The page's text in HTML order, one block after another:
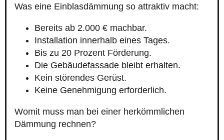
Was eine Einblasdämmung so attraktiv macht:
Bereits ab 2.000 € machbar.
Installation innerhalb eines Tages.
Bis zu 20 Prozent Förderung.
Die Gebäudefassade bleibt erhalten.
Kein störendes Gerüst.
Keine Genehmigung erforderlich.
Womit muss man bei einer herkömmlichen
Dämmung rechnen?